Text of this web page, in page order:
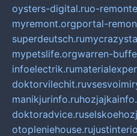
oysters-digital.ruo-
myremont.orgportal-
superdeutsch.ru
mypetslife.orgwarren-
infoelectrik.ru
doktorvilechit.ru
manikjurinfo.ru
doktoradvice.ru
otopleniehouse.ru